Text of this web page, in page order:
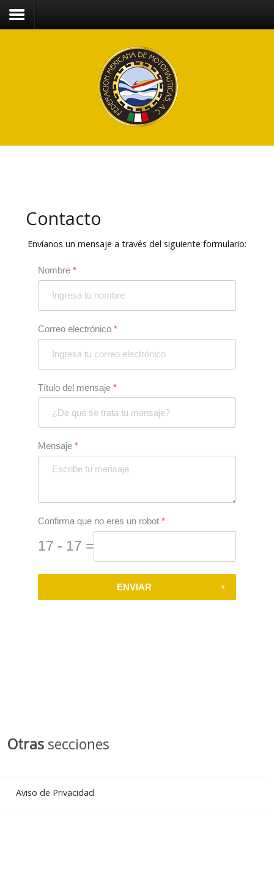
Contacto
Envíanos un mensaje a través del siguiente formulario:
Nombre *
Correo electrónico *
Título del mensaje *
Mensaje *
Confirma que no eres un robot *
17 - 17 =
ENVIAR
Otras secciones
Aviso de Privacidad